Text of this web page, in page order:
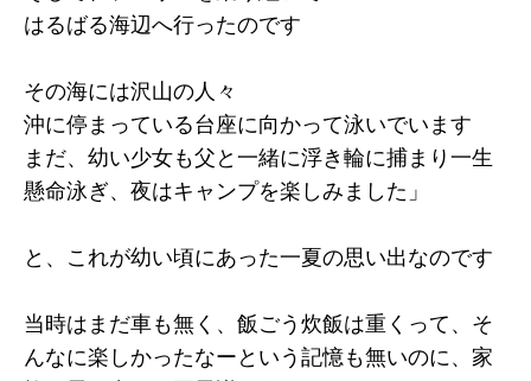
はるばる海辺へ行ったのです
その海には沢山の人々
沖に停まっている台座に向かって泳いでいます
まだ、幼い少女も父と一緒に浮き輪に捕まり一生
懸命泳ぎ、夜はキャンプを楽しみました」
と、これが幼い頃にあった一夏の思い出なのです
当時はまだ車も無く、飯ごう炊飯は重くって、そ
んなに楽しかったなーという記憶も無いのに、家